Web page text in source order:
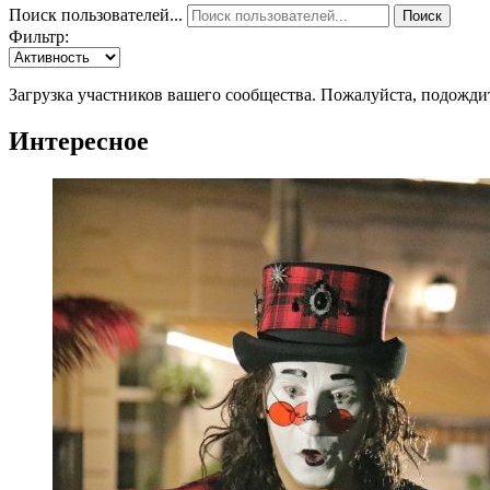
Поиск пользователей... Поиск
Фильтр:
Загрузка участников вашего сообщества. Пожалуйста,
Интересное